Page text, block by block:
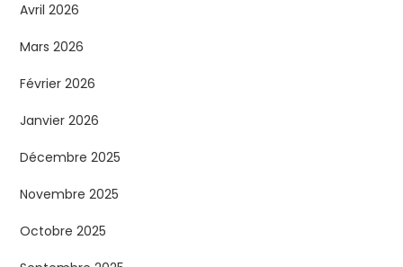
n
d
e
s
p
u
Avril 2026
Mars 2026
Février 2026
Janvier 2026
Décembre 2025
Novembre 2025
Octobre 2025